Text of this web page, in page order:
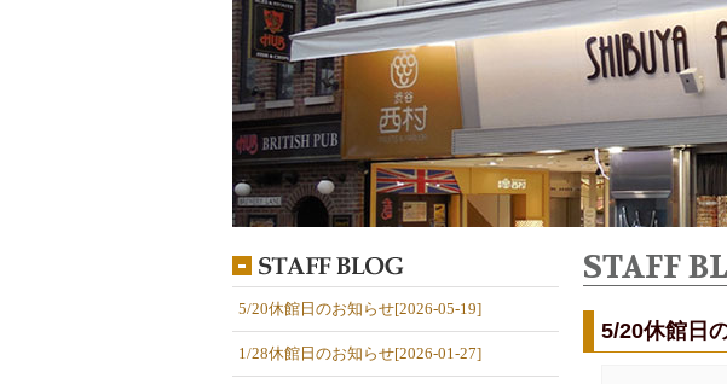
STAFF
5/20休館日
5/20休館日のお知らせ[2026-05-19]
1/28休館日のお知らせ[2026-01-27]